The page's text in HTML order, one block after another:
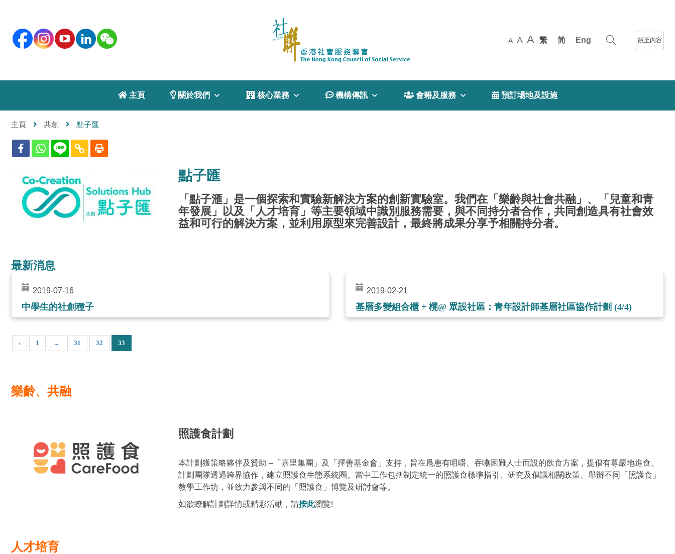
A A A 繁 简 Eng 跳至內容
 主頁  關於我們  核心業務  機構傳訊  會籍及服務  預訂場地及設施
主頁 共創 點子匯
點子匯
「點子滙」是一個探索和實驗新解決方案的創新實驗室。我們在「樂齡與社會共融」、「兒童和青
年發展」以及「人才培育」等主要領域中識別服務需要，與不同持分者合作，共同創造具有社會效
益和可行的解決方案，並利用原型來完善設計，最終將成果分享予相關持分者。
最新消息
2019-07-16
中學生的社創種子
2019-02-21
基層多變組合櫃 + 櫈@ 眾設社區：青年設計師基層社區協作計劃 (4/4)
‹ 1 ... 31 32 33
樂齡、共融
照護食計劃
本計劃獲策略夥伴及贊助 –「嘉里集團」及「擇善基金會」支持，旨在爲患有咀嚼、吞嚥困難人士而設的飲食方案，提倡有尊嚴地進食。
計劃團隊透過跨界協作，建立照護食生態系統圈。當中工作包括制定統一的照護食標準指引、研究及倡議相關政策、舉辦不同「照護食」
教學工作坊，並致力參與不同的「照護食」博覽及研討會等。
如欲瞭解計劃詳情或精彩活動，請按此瀏覽!
人才培育